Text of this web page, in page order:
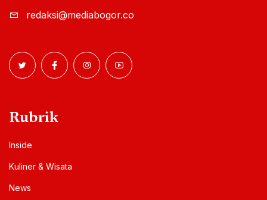
redaksi@mediabogor.co
Rubrik
Inside
Kuliner & Wisata
News